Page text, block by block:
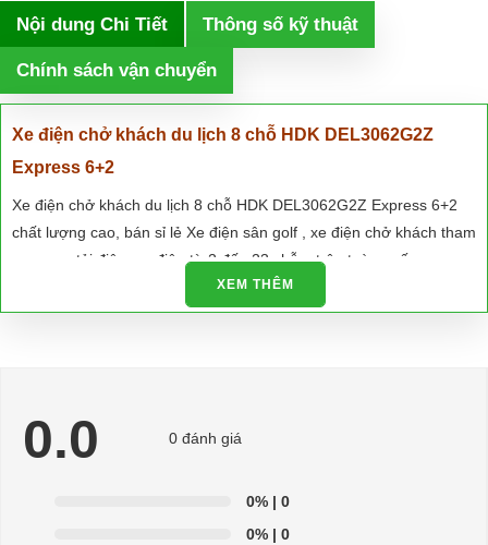
Nội dung Chi Tiết Thông số kỹ thuật
Chính sách vận chuyển
Xe điện chở khách du lịch 8 chỗ HDK DEL3062G2Z
Express 6+2
Xe điện chở khách du lịch 8 chỗ HDK DEL3062G2Z Express 6+2
chất lượng cao, bán sỉ lẻ Xe điện sân golf , xe điện chở khách tham
quan, xe tải điện, xe điện từ 2 đến 23 chỗ... trên toàn quốc
Ô TÔ ĐIỆN 8 CHỖ - XE ĐIỆN 8 CHỖ - HDK DEL3062G2Z
- Phù hợp sử dụng cho sân golf, khu biệt thự, nhà xưởng, ...
XEM THÊM
0.0 0 đánh giá
0% | 0
0% | 0